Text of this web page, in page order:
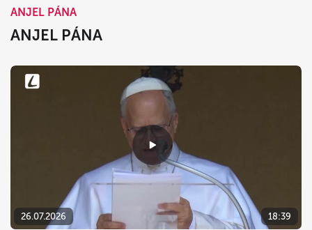
ANJEL PÁNA
ANJEL PÁNA
26.07.2026 18:39